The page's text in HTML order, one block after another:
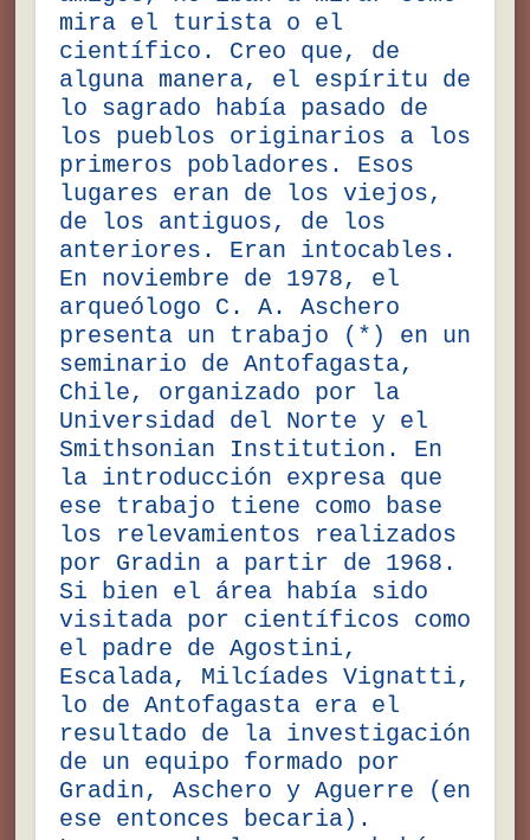
mira el turista o el
científico. Creo que, de
alguna manera, el espíritu de
lo sagrado había pasado de
los pueblos originarios a los
primeros pobladores. Esos
lugares eran de los viejos,
de los antiguos, de los
anteriores. Eran intocables.
En noviembre de 1978, el
arqueólogo C. A. Aschero
presenta un trabajo (*) en un
seminario de Antofagasta,
Chile, organizado por la
Universidad del Norte y el
Smithsonian Institution. En
la introducción expresa que
ese trabajo tiene como base
los relevamientos realizados
por Gradin a partir de 1968.
Si bien el área había sido
visitada por científicos como
el padre de Agostini,
Escalada, Milcíades Vignatti,
lo de Antofagasta era el
resultado de la investigación
de un equipo formado por
Gradin, Aschero y Aguerre (en
ese entonces becaria).